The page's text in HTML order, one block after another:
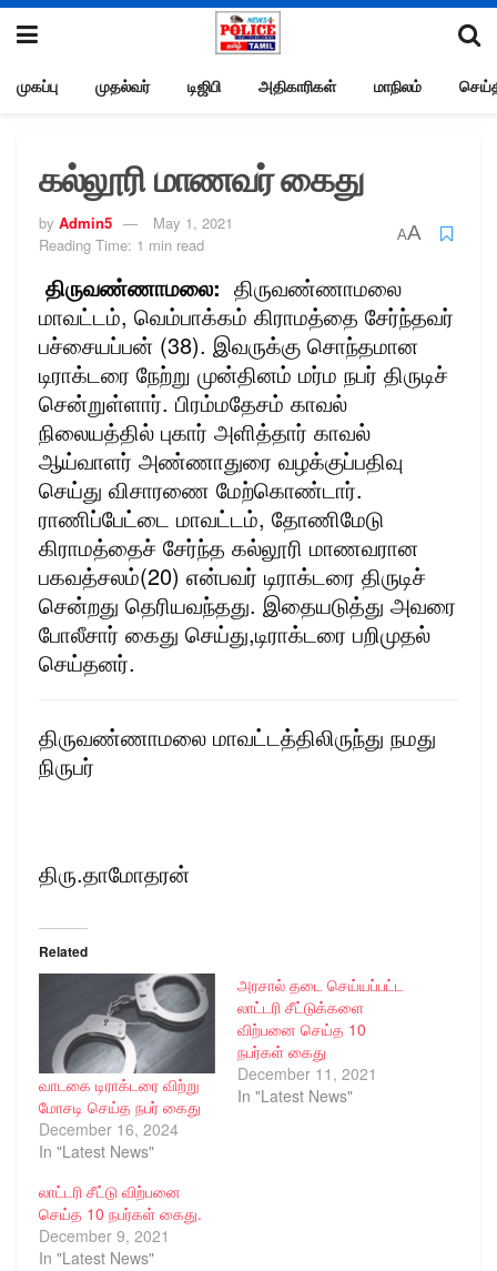
முகப்பு முதல்வர் டிஜிபி அதிகாரிகள் மாநிலம்
கல்லூரி மாணவர் கைது
by Admin5
May 1, 2021
Reading Time: 1 min read
AA
திருவண்ணாமலை: திருவண்ணாமலை
மாவட்டம், வெம்பாக்கம் கிராமத்தை சேர்ந்தவர்
பச்சையப்பன் (38). இவருக்கு சொந்தமான
டிராக்டரை நேற்று முன்தினம் மர்ம நபர் திருடிச்
சென்றுள்ளார். பிரம்மதேசம் காவல்
நிலையத்தில் புகார் அளித்தார் காவல்
ஆய்வாளர் அண்ணாதுரை வழக்குப்பதிவு
செய்து விசாரணை மேற்கொண்டார்.
ராணிப்பேட்டை மாவட்டம், தோணிமேடு
கிராமத்தைச் சேர்ந்த கல்லூரி மாணவரான
பகவத்சலம்(20) என்பவர் டிராக்டரை திருடிச்
சென்றது தெரியவந்தது. இதையடுத்து அவரை
போலீசார் கைது செய்து,டிராக்டரை பறிமுதல்
செய்தனர்.
திருவண்ணாமலை மாவட்டத்திலிருந்து நமது
நிருபர்
திரு.தாமோதரன்
Related
வாடகை டிராக்டரை விற்று
மோசடி செய்த நபர் கைது
December 16, 2024
In "Latest News"
அரசால் தடை செய்யப்பட்ட
லாட்டரி சீட்டுக்களை
விற்பனை செய்த 10
நபர்கள் கைது
December 11, 2021
In "Latest News"
லாட்டரி சீட்டு விற்பனை
செய்த 10 நபர்கள் கைது.
December 9, 2021
In "Latest News"